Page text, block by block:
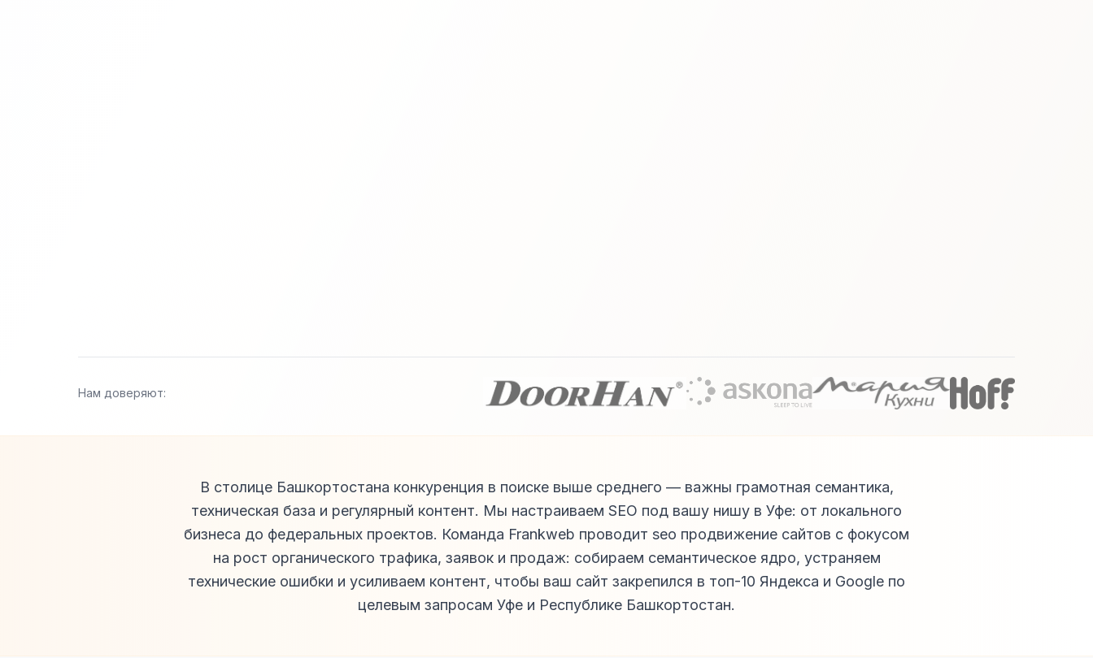
Нам доверяют:
В столице Башкортостана конкуренция в поиске выше среднего — важны грамотная семантика,
техническая база и регулярный контент. Мы настраиваем SEO под вашу нишу в Уфе: от локального
бизнеса до федеральных проектов. Команда Frankweb проводит seo продвижение сайтов с фокусом
на рост органического трафика, заявок и продаж: собираем семантическое ядро, устраняем
технические ошибки и усиливаем контент, чтобы ваш сайт закрепился в топ-10 Яндекса и Google по
целевым запросам Уфе и Республике Башкортостан.